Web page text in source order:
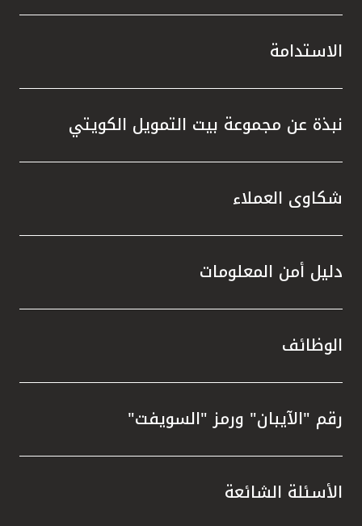
الاستدامة
نبذة عن مجموعة بيت التمويل الكويتي
شكاوى العملاء
دليل أمن المعلومات
الوظائف
رقم "الآيبان" ورمز "السويفت"
الأسئلة الشائعة